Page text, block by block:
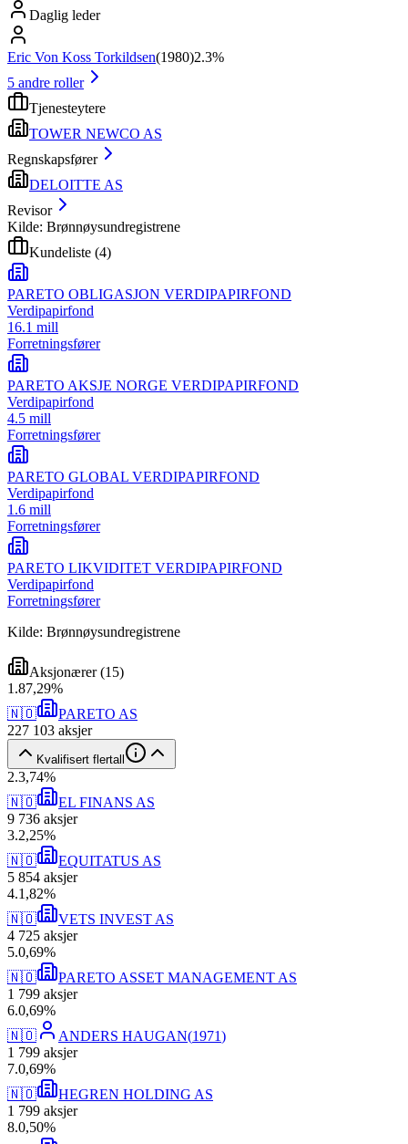
Daglig leder
Eric Von Koss Torkildsen(1980)2.3%
5 andre roller
Tjenesteytere
TOWER NEWCO AS
Regnskapsfører
DELOITTE AS
Revisor
Kilde: Brønnøysundregistrene
Kundeliste (4)
PARETO OBLIGASJON VERDIPAPIRFOND
Verdipapirfond
16.1 mill
Forretningsfører
PARETO AKSJE NORGE VERDIPAPIRFOND
Verdipapirfond
4.5 mill
Forretningsfører
PARETO GLOBAL VERDIPAPIRFOND
Verdipapirfond
1.6 mill
Forretningsfører
PARETO LIKVIDITET VERDIPAPIRFOND
Verdipapirfond
Forretningsfører
Kilde: Brønnøysundregistrene
Aksjonærer(15)
1 .87,29%
🇳🇴
PARETO AS
227 103 aksjer
Kvalifisert flertall
2.3,74%
🇳🇴
EL FINANS AS
9 736 aksjer
3.2,25%
🇳🇴
EQUITATUS AS
5 854 aksjer
4.1,82%
🇳🇴
VETS INVEST AS
4 725 aksjer
5.0,69%
🇳🇴
PARETO ASSET MANAGEMENT AS
1 799 aksjer
6.0,69%
🇳🇴
ANDERS HAUGAN(1971)
1 799 aksjer
7.0,69%
🇳🇴
HEGREN HOLDING AS
1 799 aksjer
8.0,50%